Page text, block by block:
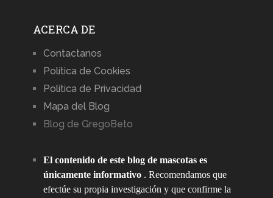
ACERCA DE
Contactanos
Política de Cookies
Política de Privacidad
Mapa del Blog
Blog de GregoBeto
El contenido de este blog de mascotas es
únicamente informativo. Recomendamos que
efectúe su propia investigación y que confirme la